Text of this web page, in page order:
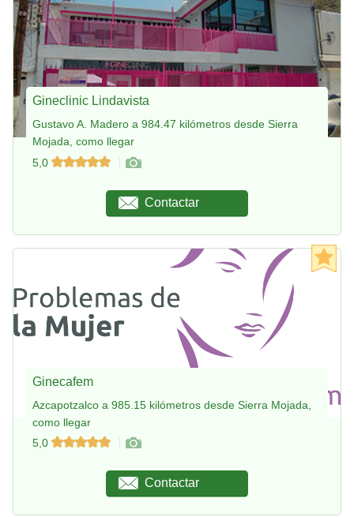
Gineclinic Lindavista
Gustavo A. Madero a 984.47 kilómetros desde Sierra
Mojada, como llegar
5,0
Contactar
Ginecafem
Azcapotzalco a 985.15 kilómetros desde Sierra Mojada,
como llegar
5,0
Contactar